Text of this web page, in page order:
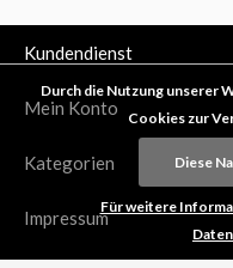
Kundendienst
Mein Konto
Kategorien
Impressum
Durch die Nutzung unserer
Cookies zur
Diese
Für weitere